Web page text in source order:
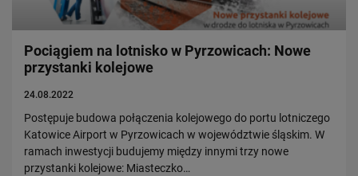
Pociągiem na lotnisko w Pyrzowicach: Nowe
przystanki kolejowe
24.08.2022
Postępuje budowa połączenia kolejowego do portu lotniczego
Katowice Airport w Pyrzowicach w województwie śląskim. W
ramach inwestycji budujemy między innymi trzy nowe
przystanki kolejowe: Miasteczko…